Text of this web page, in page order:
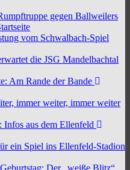
gegen Ballweilers
vom Schwalbach-Spiel
die JSG Mandelbachtal
Am Rande der Bande
immer weiter, immer weiter
Infos aus dem Ellenfeld
ein Spiel ins Ellenfeld-Stadion
Der „weiße Blitz“